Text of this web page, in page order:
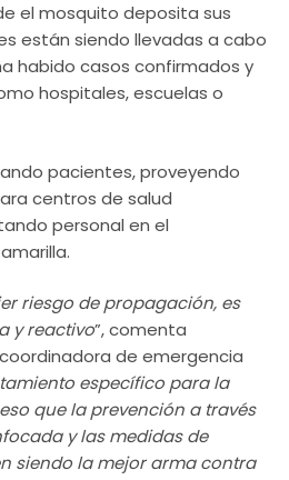
el mosquito deposita sus
están siendo llevadas a cabo
habido casos confirmados y
hospitales, escuelas o
pacientes, proveyendo
centros de salud
personal en el
riesgo de propagación, es
y reactivo”, comenta
de emergencia
específico para la
que la prevención a través
y las medidas de
siendo la mejor arma contra